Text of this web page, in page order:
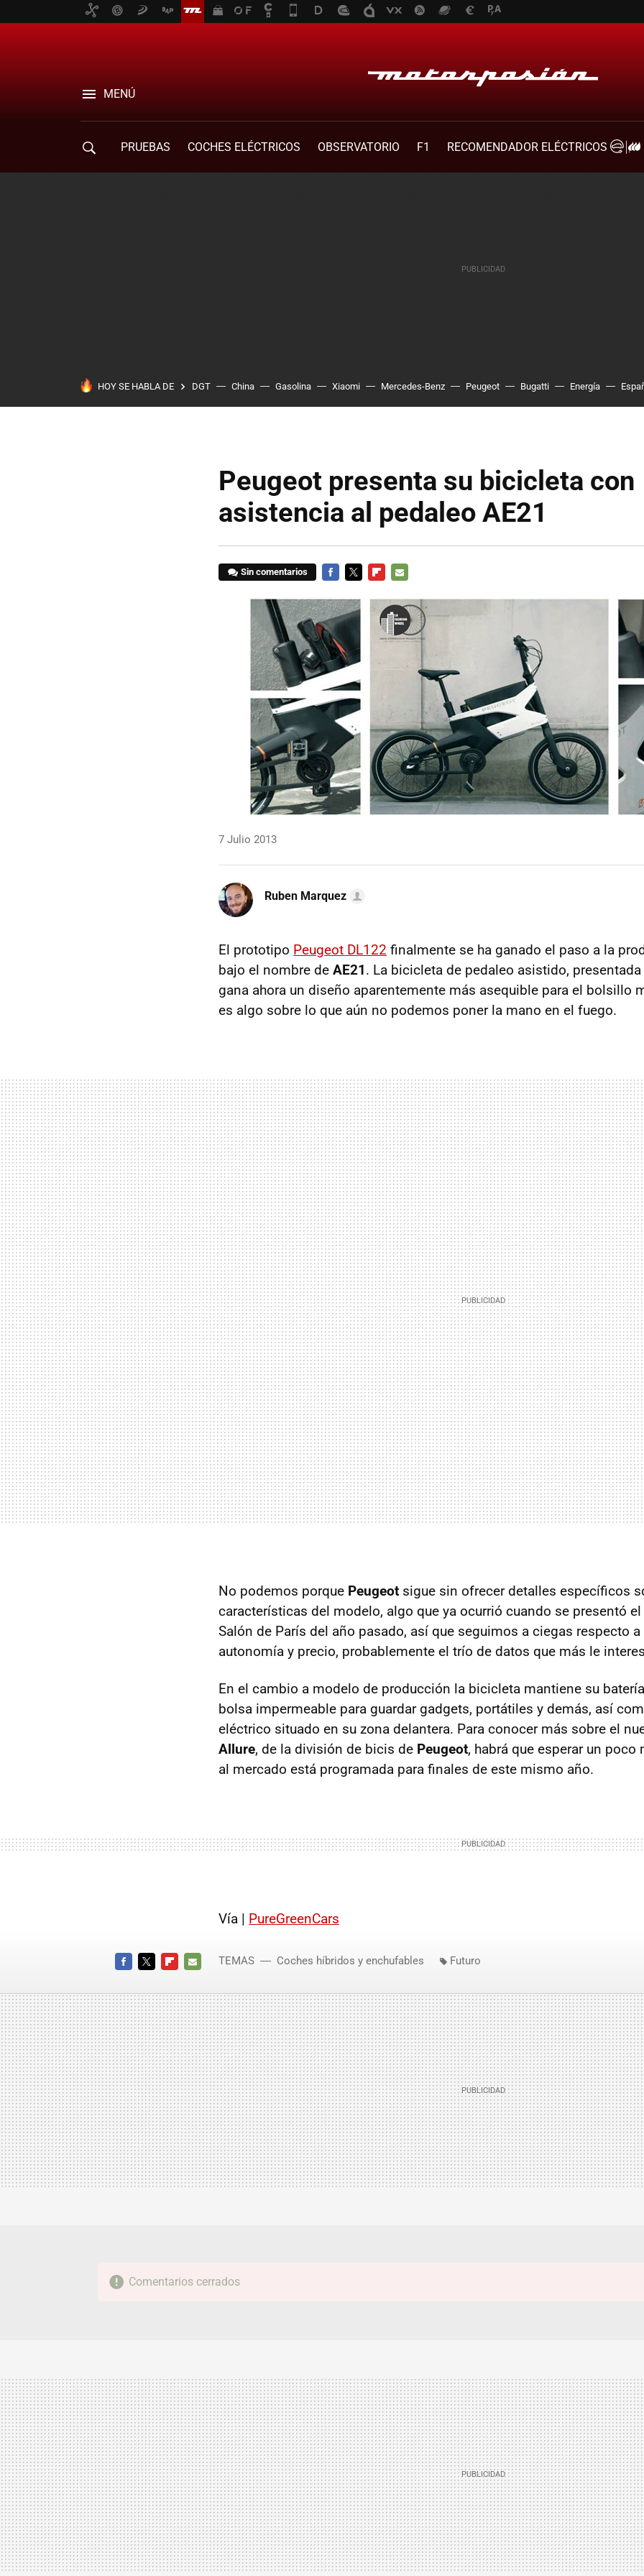
MENÚ
PRUEBAS COCHES ELÉCTRICOS OBSERVATORIO F1
RECOMENDADOR ELÉCTRICOS
HOY SE HABLA DE DGT China Gasolina Xiaomi Mercedes-Benz Peugeot Bugatti Energía
Peugeot presenta su bicicleta con
asistencia al pedaleo AE21
Sin comentarios
MAIL
7 Julio 2013
Ruben Marquez
El prototipo Peugeot DL122 finalmente se ha ganado el paso a la
bajo el nombre de AE21. La bicicleta de pedaleo asistido,
gana ahora un diseño aparentemente más asequible para el bolsillo
es algo sobre lo que aún no podemos poner la mano en el fuego.
No podemos porque Peugeot sigue sin ofrecer detalles específicos
características del modelo, algo que ya ocurrió cuando se presentó
Salón de París del año pasado, así que seguimos a ciegas respecto
autonomía y precio, probablemente el trío de datos que más le
En el cambio a modelo de producción la bicicleta mantiene su
bolsa impermeable para guardar gadgets, portátiles y demás, así
eléctrico situado en su zona delantera. Para conocer más sobre el
Allure, de la división de bicis de Peugeot, habrá que esperar un poco
al mercado está programada para finales de este mismo año.
Vía | PureGreenCars
MAIL
TEMAS Coches híbridos y enchufables Futuro
Comentarios cerrados